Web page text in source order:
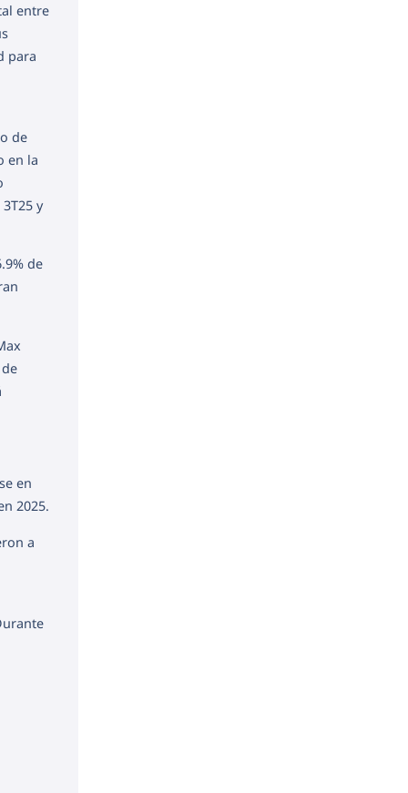
entre
para
de
en la
y
de
en
2025.
a